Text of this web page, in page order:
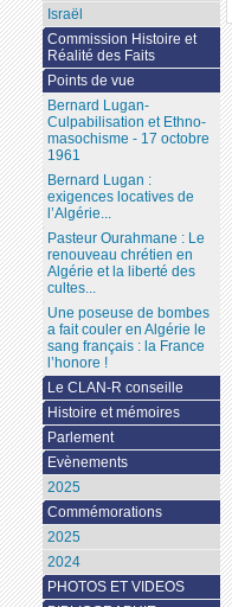
Israël
Commission Histoire et
Réalité des Faits
Points de vue
Bernard Lugan-
Culpabilisation et Ethno-
masochisme - 17 octobre
1961
Bernard Lugan :
exigences locatives de
l’Algérie...
Pasteur Ourahmane : Le
renouveau chrétien en
Algérie et la liberté des
cultes...
Une poseuse de bombes
a fait couler en Algérie le
sang français : la France
l’honore !
Le CLAN-R conseille
Histoire et mémoires
Parlement
Evènements
2025
Commémorations
2025
2024
PHOTOS ET VIDEOS